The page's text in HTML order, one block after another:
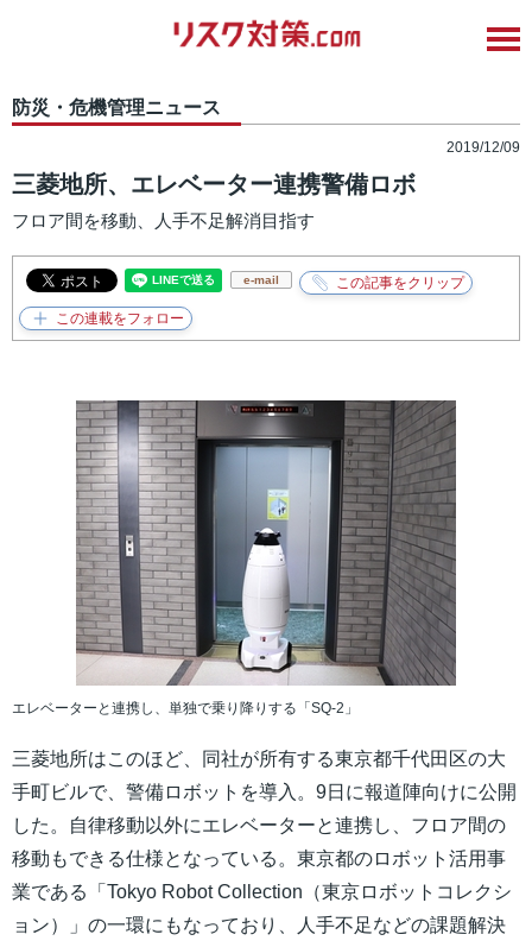
防災・危機管理ニュース
2019/12/09
三菱地所、エレベーター連携警備ロボ
フロア間を移動、人手不足解消目指す
e-mail
エレベーターと連携し、単独で乗り降りする「SQ-2」
三菱地所はこのほど、同社が所有する東京都千代田区の大
手町ビルで、警備ロボットを導入。9日に報道陣向けに公開
した。自律移動以外にエレベーターと連携し、フロア間の
移動もできる仕様となっている。東京都のロボット活用事
業である「Tokyo Robot Collection（東京ロボットコレクシ
ョン）」の一環にもなっており、人手不足などの課題解決